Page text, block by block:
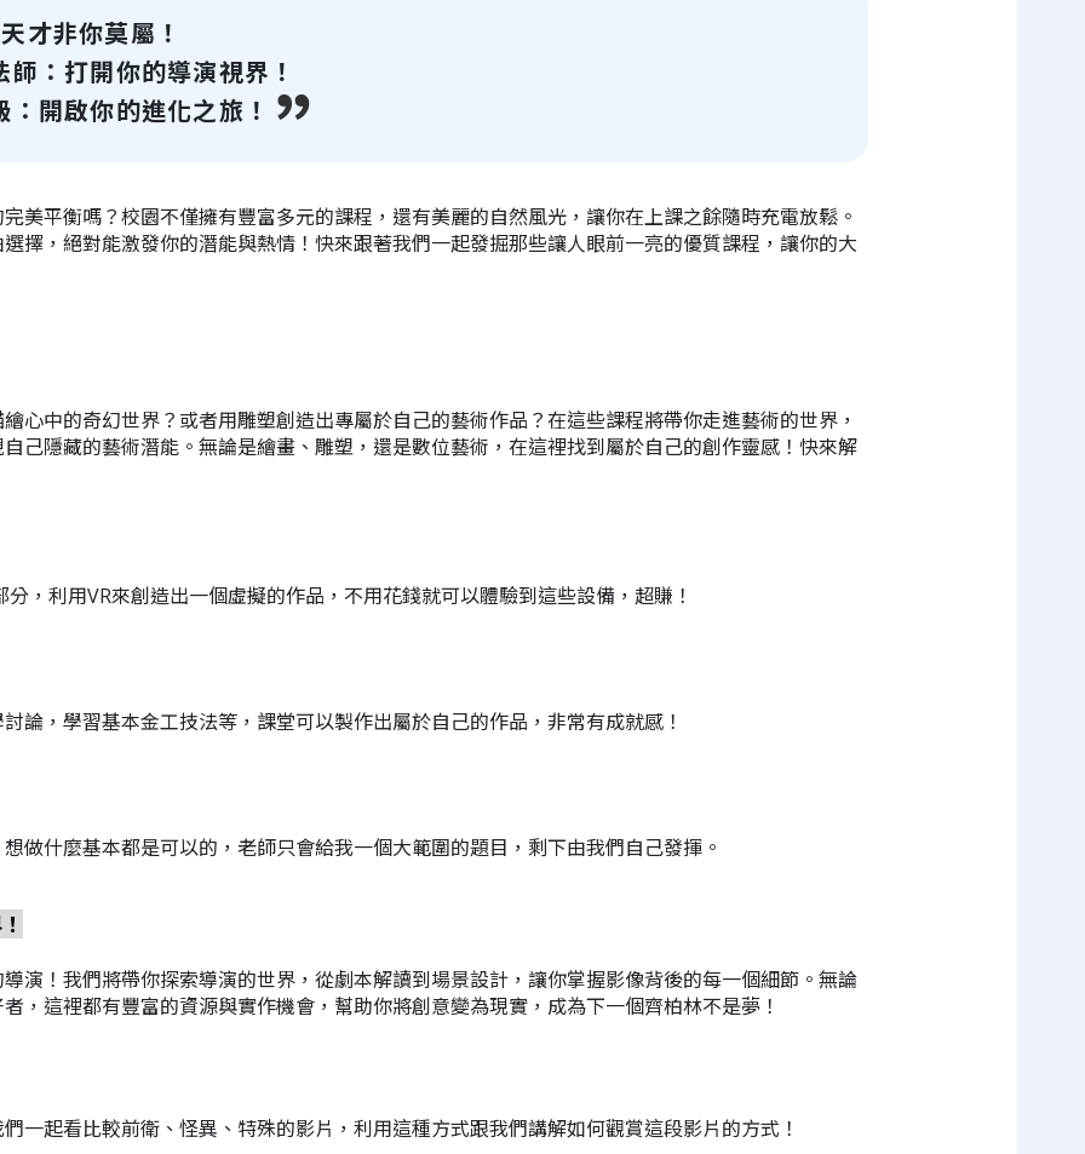
才非你莫屬！
：打開你的導演視界！
：開啟你的進化之旅！
美平衡嗎？校園不僅擁有豐富多元的課程，還有美麗的自然風光，讓你在上課之餘隨時充電放鬆。
擇，絕對能激發你的潛能與熱情！快來跟著我們一起發掘那些讓人眼前一亮的優質課程，讓你的大
心中的奇幻世界？或者用雕塑創造出專屬於自己的藝術作品？在這些課程將帶你走進藝術的世界，
己隱藏的藝術潛能。無論是繪畫、雕塑，還是數位藝術，在這裡找到屬於自己的創作靈感！快來解
，利用VR來創造出一個虛擬的作品，不用花錢就可以體驗到這些設備，超賺！
論，學習基本金工技法等，課堂可以製作出屬於自己的作品，非常有成就感！
做什麼基本都是可以的，老師只會給我一個大範圍的題目，剩下由我們自己發揮。
演！我們將帶你探索導演的世界，從劇本解讀到場景設計，讓你掌握影像背後的每一個細節。無論
，這裡都有豐富的資源與實作機會，幫助你將創意變為現實，成為下一個齊柏林不是夢！
一起看比較前衛、怪異、特殊的影片，利用這種方式跟我們講解如何觀賞這段影片的方式！